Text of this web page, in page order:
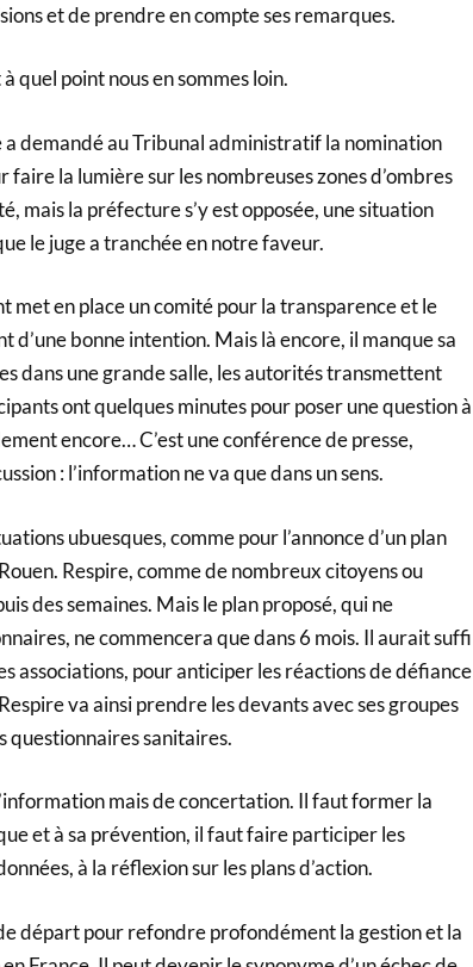
et de prendre en compte ses remarques.
quel point nous en sommes loin.
a demandé au Tribunal administratif la nomination
faire la lumière sur les nombreuses zones d’ombres
mais la préfecture s’y est opposée, une situation
le juge a tranchée en notre faveur.
met en place un comité pour la transparence et le
d’une bonne intention. Mais là encore, il manque sa
dans une grande salle, les autorités transmettent
ont quelques minutes pour poser une question à
encore… C’est une conférence de presse,
: l’information ne va que dans un sens.
ubuesques, comme pour l’annonce d’un plan
Respire, comme de nombreux citoyens ou
des semaines. Mais le plan proposé, qui ne
ne commencera que dans 6 mois. Il aurait suffi
associations, pour anticiper les réactions de défiance
va ainsi prendre les devants avec ses groupes
questionnaires sanitaires.
mais de concertation. Il faut former la
et à sa prévention, il faut faire participer les
à la réflexion sur les plans d’action.
départ pour refondre profondément la gestion et la